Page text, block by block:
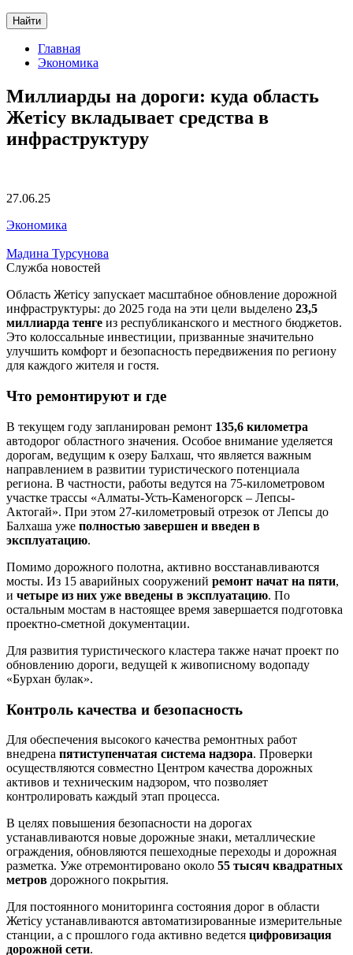
Найти
Главная
Экономика
Миллиарды на дороги: куда область
Жетісу вкладывает средства в
инфраструктуру
27.06.25
Экономика
Мадина Турсунова
Служба новостей
Область Жетісу запускает масштабное обновление дорожной
инфраструктуры: до 2025 года на эти цели выделено 23,5
миллиарда тенге из республиканского и местного бюджетов.
Это колоссальные инвестиции, призванные значительно
улучшить комфорт и безопасность передвижения по региону
для каждого жителя и гостя.
Что ремонтируют и где
В текущем году запланирован ремонт 135,6 километра
автодорог областного значения. Особое внимание уделяется
дорогам, ведущим к озеру Балхаш, что является важным
направлением в развитии туристического потенциала
региона. В частности, работы ведутся на 75-километровом
участке трассы «Алматы-Усть-Каменогорск – Лепсы-
Актогай». При этом 27-километровый отрезок от Лепсы до
Балхаша уже полностью завершен и введен в
эксплуатацию.
Помимо дорожного полотна, активно восстанавливаются
мосты. Из 15 аварийных сооружений ремонт начат на пяти,
и четыре из них уже введены в эксплуатацию. По
остальным мостам в настоящее время завершается подготовка
проектно-сметной документации.
Для развития туристического кластера также начат проект по
обновлению дороги, ведущей к живописному водопаду
«Бурхан булак».
Контроль качества и безопасность
Для обеспечения высокого качества ремонтных работ
внедрена пятиступенчатая система надзора. Проверки
осуществляются совместно Центром качества дорожных
активов и техническим надзором, что позволяет
контролировать каждый этап процесса.
В целях повышения безопасности на дорогах
устанавливаются новые дорожные знаки, металлические
ограждения, обновляются пешеходные переходы и дорожная
разметка. Уже отремонтировано около 55 тысяч квадратных
метров дорожного покрытия.
Для постоянного мониторинга состояния дорог в области
Жетісу устанавливаются автоматизированные измерительные
станции, а с прошлого года активно ведется цифровизация
дорожной сети.